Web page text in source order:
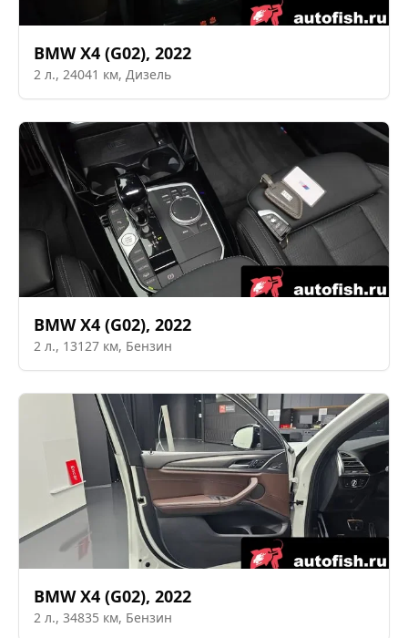
BMW X4 (G02), 2022
2 л., 24041 км, Дизель
BMW X4 (G02), 2022
2 л., 13127 км, Бензин
BMW X4 (G02), 2022
2 л., 34835 км, Бензин